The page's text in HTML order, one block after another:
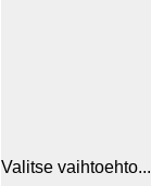
Valitse vaihtoehto...